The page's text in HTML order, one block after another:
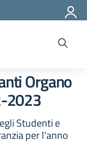
Organo
2023
Studenti e
per l'anno